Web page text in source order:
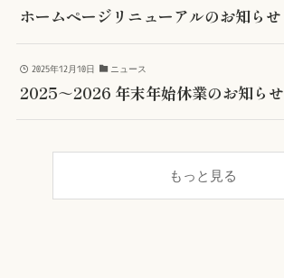
ホームページリニューアルのお知らせ
2025年12月10日 ニュース
2025～2026 年末年始休業のお知らせ
もっと見る